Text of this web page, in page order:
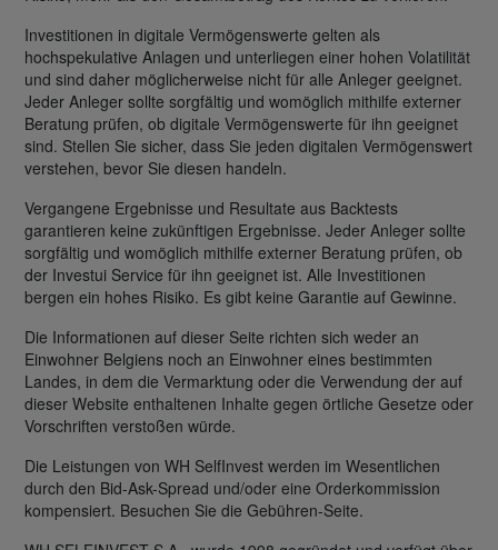
Investitionen in digitale Vermögenswerte gelten als
hochspekulative Anlagen und unterliegen einer hohen Volatilität
und sind daher möglicherweise nicht für alle Anleger geeignet.
Jeder Anleger sollte sorgfältig und womöglich mithilfe externer
Beratung prüfen, ob digitale Vermögenswerte für ihn geeignet
sind. Stellen Sie sicher, dass Sie jeden digitalen Vermögenswert
verstehen, bevor Sie diesen handeln.
Vergangene Ergebnisse und Resultate aus Backtests
garantieren keine zukünftigen Ergebnisse. Jeder Anleger sollte
sorgfältig und womöglich mithilfe externer Beratung prüfen, ob
der Investui Service für ihn geeignet ist. Alle Investitionen
bergen ein hohes Risiko. Es gibt keine Garantie auf Gewinne.
Die Informationen auf dieser Seite richten sich weder an
Einwohner Belgiens noch an Einwohner eines bestimmten
Landes, in dem die Vermarktung oder die Verwendung der auf
dieser Website enthaltenen Inhalte gegen örtliche Gesetze oder
Vorschriften verstoßen würde.
Die Leistungen von WH SelfInvest werden im Wesentlichen
durch den Bid-Ask-Spread und/oder eine Orderkommission
kompensiert. Besuchen Sie die Gebühren-Seite.